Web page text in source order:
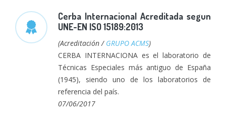
Cerba Internacional Acreditada segun
UNE-EN ISO 15189:2013
(Acreditación / GRUPO ACMS)
CERBA INTERNACIONA es el laboratorio de
Técnicas Especiales más antiguo de España
(1945), siendo uno de los laboratorios de
referencia del país.
07/06/2017